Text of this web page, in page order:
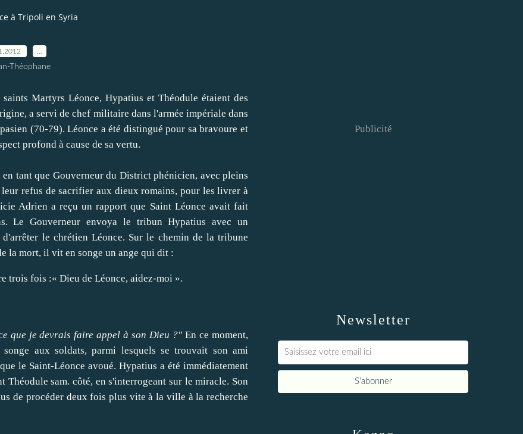
à Tripoli en Syria
Théophane
Martyrs Léonce, Hypatius et Théodule étaient des
a servi de chef militaire dans l'armée impériale dans
(70-79). Léonce a été distingué pour sa bravoure et
profond à cause de sa vertu.
tant que Gouverneur du District phénicien, avec pleins
refus de sacrifier aux dieux romains, pour les livrer à
Adrien a reçu un rapport que Saint Léonce avait fait
Le Gouverneur envoya le tribun Hypatius avec un
le chrétien Léonce. Sur le chemin de la tribune
la mort, il vit en songe un ange qui dit :
trois fois :« Dieu de Léonce, aidez-moi ».
que je devrais faire appel à son Dieu ?" En ce moment,
aux soldats, parmi lesquels se trouvait son ami
le Saint-Léonce avoué. Hypatius a été immédiatement
Théodule sam. côté, en s'interrogeant sur le miracle. Son
de procéder deux fois plus vite à la ville à la recherche
Newsletter
Publicité